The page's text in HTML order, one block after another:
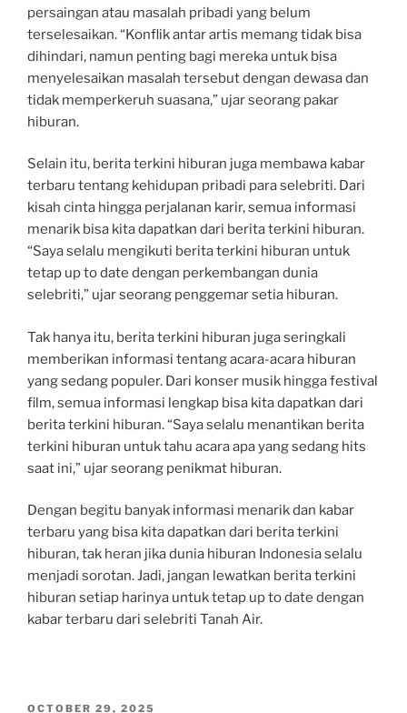
persaingan atau masalah pribadi yang belum
terselesaikan. “Konflik antar artis memang tidak bisa
dihindari, namun penting bagi mereka untuk bisa
menyelesaikan masalah tersebut dengan dewasa dan
tidak memperkeruh suasana,” ujar seorang pakar
hiburan.
Selain itu, berita terkini hiburan juga membawa kabar
terbaru tentang kehidupan pribadi para selebriti. Dari
kisah cinta hingga perjalanan karir, semua informasi
menarik bisa kita dapatkan dari berita terkini hiburan.
“Saya selalu mengikuti berita terkini hiburan untuk
tetap up to date dengan perkembangan dunia
selebriti,” ujar seorang penggemar setia hiburan.
Tak hanya itu, berita terkini hiburan juga seringkali
memberikan informasi tentang acara-acara hiburan
yang sedang populer. Dari konser musik hingga festival
film, semua informasi lengkap bisa kita dapatkan dari
berita terkini hiburan. “Saya selalu menantikan berita
terkini hiburan untuk tahu acara apa yang sedang hits
saat ini,” ujar seorang penikmat hiburan.
Dengan begitu banyak informasi menarik dan kabar
terbaru yang bisa kita dapatkan dari berita terkini
hiburan, tak heran jika dunia hiburan Indonesia selalu
menjadi sorotan. Jadi, jangan lewatkan berita terkini
hiburan setiap harinya untuk tetap up to date dengan
kabar terbaru dari selebriti Tanah Air.
POSTED
OCTOBER 29, 2025